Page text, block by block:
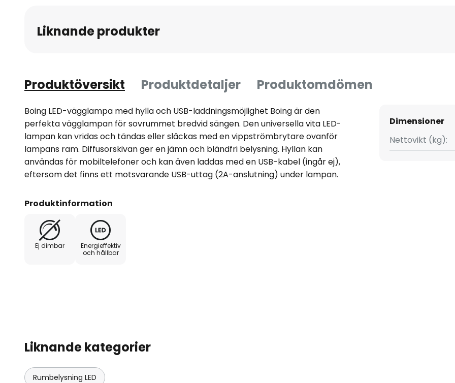
Liknande produkter
Produktöversikt Produktdetaljer Produktomdömen
Boing LED-vägglampa med hylla och USB-laddningsmöjlighet Boing är den
perfekta vägglampan för sovrummet bredvid sängen. Den universella vita LED-
lampan kan vridas och tändas eller släckas med en vippströmbrytare ovanför
lampans ram. Diffusorskivan ger en jämn och bländfri belysning. Hyllan kan
användas för mobiltelefoner och kan även laddas med en USB-kabel (ingår ej),
eftersom det finns ett motsvarande USB-uttag (2A-anslutning) under lampan.
Produktinformation
Ej dimbar
Energieffektiv
och hållbar
Dimensioner
Nettovikt (kg):
Liknande kategorier
Rumbelysning LED